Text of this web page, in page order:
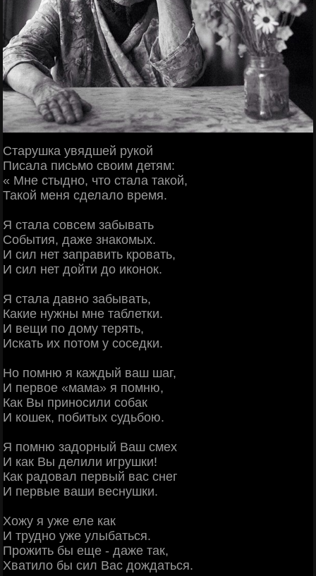
Старушка увядшей рукой
Писала письмо своим детям:
« Мне стыдно, что стала такой,
Такой меня сделало время.
Я стала совсем забывать
События, даже знакомых.
И сил нет заправить кровать,
И сил нет дойти до иконок.
Я стала давно забывать,
Какие нужны мне таблетки.
И вещи по дому терять,
Искать их потом у соседки.
Но помню я каждый ваш шаг,
И первое «мама» я помню,
Как Вы приносили собак
И кошек, побитых судьбою.
Я помню задорный Ваш смех
И как Вы делили игрушки!
Как радовал первый вас снег
И первые ваши веснушки.
Хожу я уже еле как
И трудно уже улыбаться.
Прожить бы еще - даже так,
Хватило бы сил Вас дождаться.